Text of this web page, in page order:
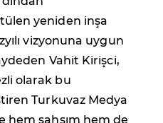
yeniden inşa
vizyonuna uygun
Vahit Kirişci,
olarak bu
Turkuvaz Medya
hem şahsım hem de